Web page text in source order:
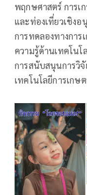
พฤกษศาสตร์ การ
และท่องเที่ยวเชิง
การทดลองทางกา
ความรู้ด้านเทคโน
การสนับสนุนการวิ
เทคโนโลยีการเกษ